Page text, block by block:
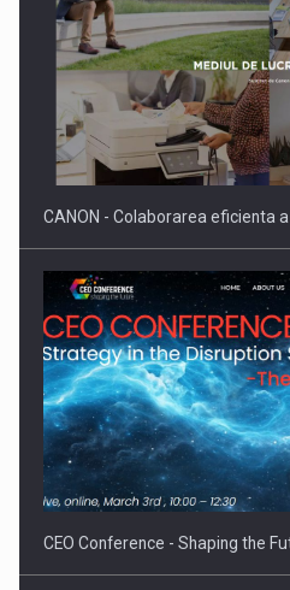
SAPTE PERSONALITATI DIN
SI INSTITUTIONAL…
Hard Enduro Piatra Craiului
CANON - Colaborarea eficienta a
CEO Conference - Shaping the